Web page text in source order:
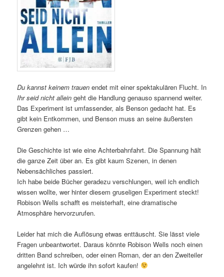
Du kannst keinem trauenendet mit einer spektakulären Flucht. In
Ihr seid nicht alleingeht die Handlung genauso spannend weiter.
Das Experiment ist umfassender, als Benson gedacht hat. Es
gibt kein Entkommen, und Benson muss an seine äußersten
Grenzen gehen …
Die Geschichte ist wie eine Achterbahnfahrt. Die Spannung hält
die ganze Zeit über an. Es gibt kaum Szenen, in denen
Nebensächliches passiert.
Ich habe beide Bücher geradezu verschlungen, weil ich endlich
wissen wollte, wer hinter diesem gruseligen Experiment steckt!
Robison Wells schafft es meisterhaft, eine dramatische
Atmosphäre hervorzurufen.
Leider hat mich die Auflösung etwas enttäuscht. Sie lässt viele
Fragen unbeantwortet. Daraus könnte Robison Wells noch einen
dritten Band schreiben, oder einen Roman, der an den Zweiteiler
angelehnt ist. Ich würde ihn sofort kaufen!